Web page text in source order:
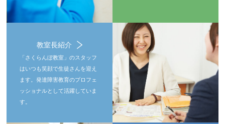
教室長紹介
「さくらんぼ教室」のスタッフ
はいつも笑顔で生徒さんを迎え
ます。発達障害教育のプロフェ
ッショナルとして活躍していま
す。